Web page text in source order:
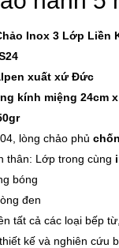
Inox 3 Lớp Liền
xuất xứ Đức
kính miệng 24cm
lòng chảo phủ
thân: Lớp trong cùng
bóng
đen
tất cả các loại bếp
kế và nghiên cứu